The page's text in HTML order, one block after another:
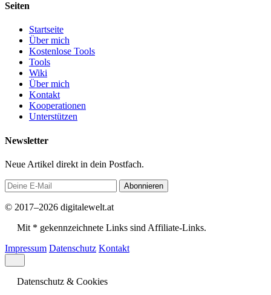
Seiten
Startseite
Über mich
Kostenlose Tools
Tools
Wiki
Über mich
Kontakt
Kooperationen
Unterstützen
Newsletter
Neue Artikel direkt in dein Postfach.
Abonnieren
© 2017–2026 digitalewelt.at
Mit * gekennzeichnete Links sind Affiliate-Links.
Impressum Datenschutz Kontakt
Datenschutz & Cookies